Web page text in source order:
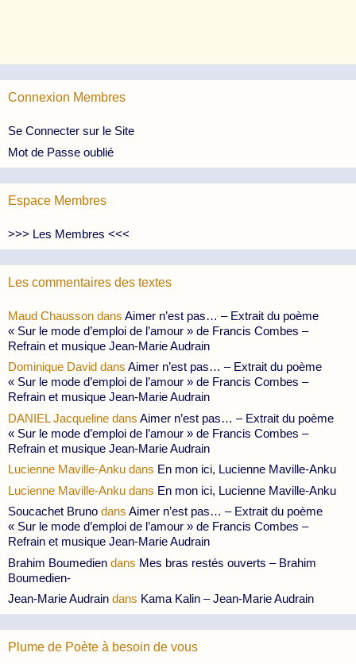
Connexion Membres
Se Connecter sur le Site
Mot de Passe oublié
Espace Membres
>>> Les Membres <<<
Les commentaires des textes
Maud Chausson dans Aimer n’est pas… – Extrait du poème
« Sur le mode d’emploi de l’amour » de Francis Combes –
Refrain et musique Jean-Marie Audrain
Dominique David dans Aimer n’est pas… – Extrait du poème
« Sur le mode d’emploi de l’amour » de Francis Combes –
Refrain et musique Jean-Marie Audrain
DANIEL Jacqueline dans Aimer n’est pas… – Extrait du poème
« Sur le mode d’emploi de l’amour » de Francis Combes –
Refrain et musique Jean-Marie Audrain
Lucienne Maville-Anku dans En mon ici, Lucienne Maville-Anku
Lucienne Maville-Anku dans En mon ici, Lucienne Maville-Anku
Soucachet Bruno dans Aimer n’est pas… – Extrait du poème
« Sur le mode d’emploi de l’amour » de Francis Combes –
Refrain et musique Jean-Marie Audrain
Brahim Boumedien dans Mes bras restés ouverts – Brahim
Boumedien-
Jean-Marie Audrain dans Kama Kalin – Jean-Marie Audrain
Plume de Poète à besoin de vous